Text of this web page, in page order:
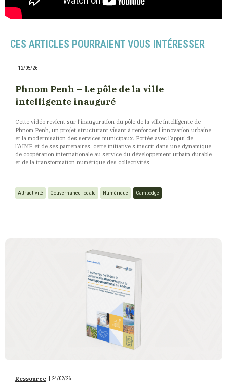
CES ARTICLES POURRAIENT VOUS INTÉRESSER
12/05/26
Phnom Penh – Le pôle de la ville
intelligente inauguré
Cette vidéo revient sur l’inauguration du pôle de la ville intelligente de
Phnom Penh, un projet structurant visant à renforcer l’innovation urbaine
et la modernisation des services municipaux. Portée avec l’appui de
l’AIMF et de ses partenaires, cette initiative s’inscrit dans une dynamique
de coopération internationale au service du développement urbain durable
et de la transformation numérique des collectivités.
Attractivité Gouvernance locale Numérique Cambodge
Ressource 24/02/26